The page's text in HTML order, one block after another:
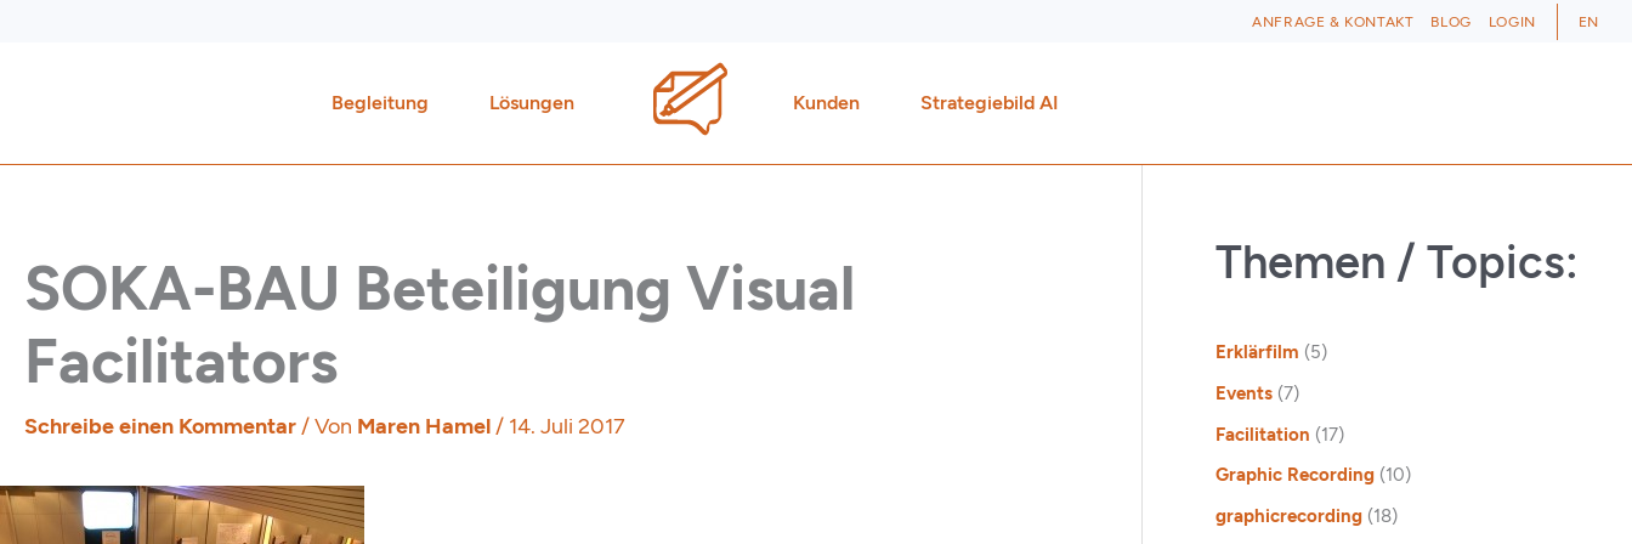
ANFRAGE & KONTAKT BLOG LOGIN EN
Begleitung Lösungen Kunden Strategiebild AI
SOKA-BAU Beteiligung Visual
Facilitators
Schreibe einen Kommentar/ Von Maren Hamel/ 14. Juli 2017
Themen / Topics:
Erklärfilm (5)
Events(7)
Facilitation (17)
Graphic Recording(10)
graphicrecording(18)